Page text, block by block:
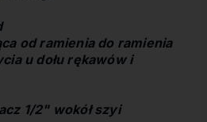
od ramienia do ramienia
u dołu rękawów i
1/2" wokół szyi